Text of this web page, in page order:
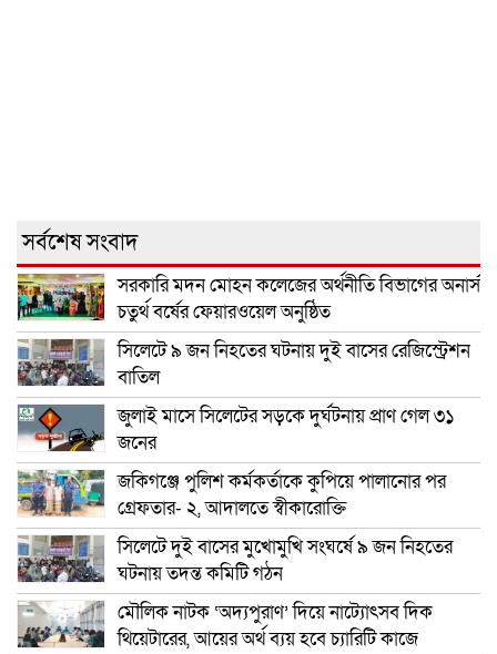
সর্বশেষ সংবাদ
সরকারি মদন মোহন কলেজের অর্থনীতি বিভাগের অনার্স
চতুর্থ বর্ষের ফেয়ারওয়েল অনুষ্ঠিত
সিলেটে ৯ জন নিহতের ঘটনায় দুই বাসের রেজিস্ট্রেশন
বাতিল
জুলাই মাসে সিলেটের সড়কে দুর্ঘটনায় প্রাণ গেল ৩১
জনের
জকিগঞ্জে পুলিশ কর্মকর্তাকে কুপিয়ে পালানোর পর
গ্রেফতার- ২, আদালতে স্বীকারোক্তি
সিলেটে দুই বাসের মুখোমুখি সংঘর্ষে ৯ জন নিহতের
ঘটনায় তদন্ত কমিটি গঠন
মৌলিক নাটক ‘অদ্যপুরাণ’ দিয়ে নাট্যোৎসব দিক
থিয়েটারের, আয়ের অর্থ ব্যয় হবে চ্যারিটি কাজে